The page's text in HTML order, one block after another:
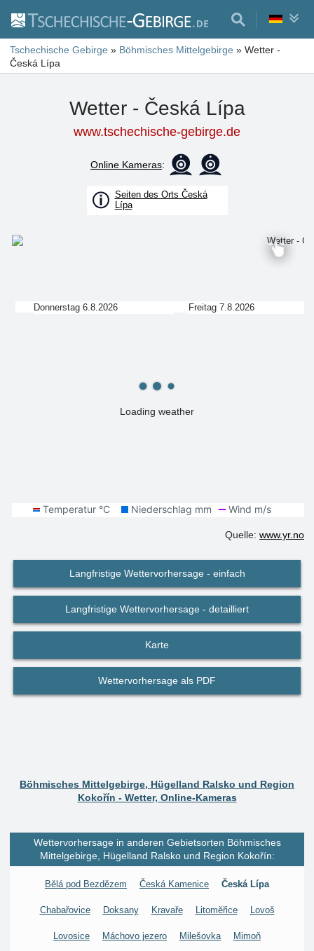
Tschechische Gebirge » Böhmisches Mittelgebirge » Wetter -
Česká Lípa
Wetter - Česká Lípa
www.tschechische-gebirge.de
Online Kameras:
Seiten des Orts Česká
Lípa
Loading weather
Donnerstag 6.8.2026 Freitag 7.8.2026
Quelle: www.yr.no
Langfristige Wettervorhersage - einfach
Langfristige Wettervorhersage - detailliert
Karte
Wettervorhersage als PDF
Böhmisches Mittelgebirge, Hügelland Ralsko und Region
Kokořín - Wetter, Online-Kameras
Wettervorhersage in anderen Gebietsorten Böhmisches
Mittelgebirge, Hügelland Ralsko und Region Kokořín:
Bělá pod Bezdězem Česká Kamenice Česká Lípa
Chabařovice Doksany Kravaře Litoměřice Lovoš
Lovosice Máchovo jezero Milešovka Mimoň